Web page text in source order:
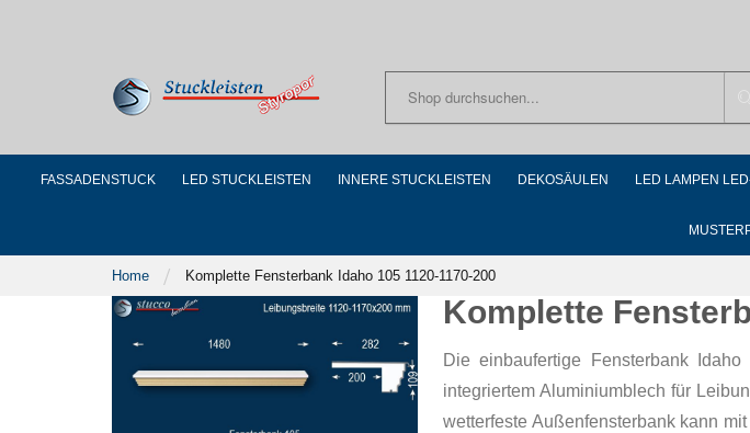
FASSADENSTUCK LED STUCKLEISTEN INNERE STUCKLEISTEN DEKOSÄULEN LED LAMPEN
Home Komplette Fensterbank Idaho 105 1120-1170-200
Komplette
Die einbaufertige Fensterbank
integriertem Aluminiumblech für
wetterfeste Außenfensterbank kann